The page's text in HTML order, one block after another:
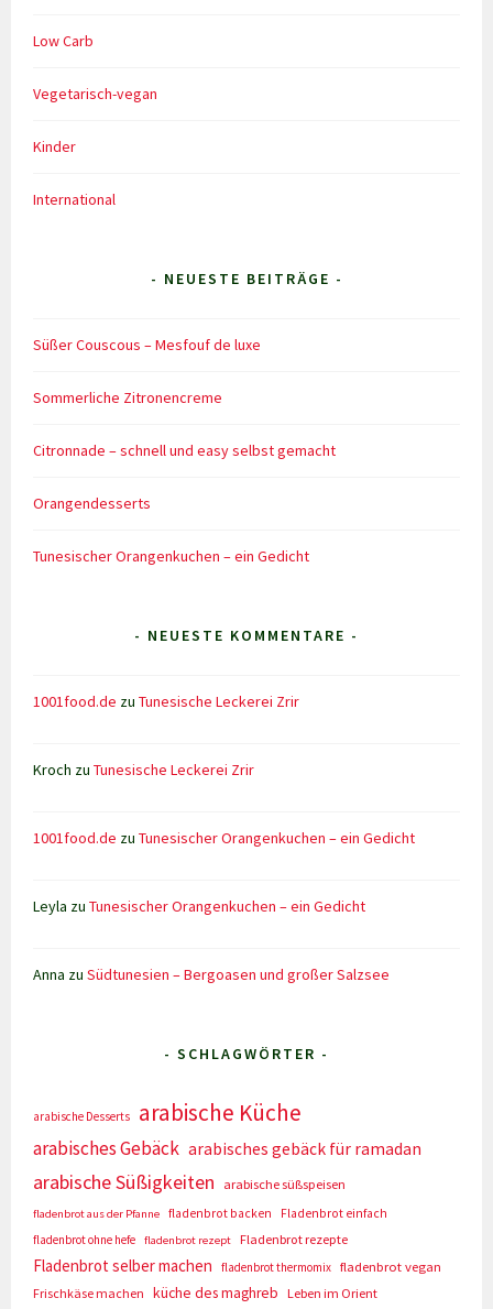
Low Carb
Vegetarisch-vegan
Kinder
International
- NEUESTE BEITRÄGE -
Süßer Couscous – Mesfouf de luxe
Sommerliche Zitronencreme
Citronnade – schnell und easy selbst gemacht
Orangendesserts
Tunesischer Orangenkuchen – ein Gedicht
- NEUESTE KOMMENTARE -
1001food.de zuTunesische Leckerei Zrir
Kroch zuTunesische Leckerei Zrir
1001food.de zuTunesischer Orangenkuchen – ein Gedicht
Leyla zuTunesischer Orangenkuchen – ein Gedicht
Anna zuSüdtunesien – Bergoasen und großer Salzsee
- SCHLAGWÖRTER -
arabische Desserts arabische Küche
arabisches Gebäck arabisches gebäck für ramadan
arabische Süßigkeiten arabische süßspeisen
fladenbrot aus der Pfanne fladenbrot backen
Fladenbrot einfach
fladenbrot ohne hefe
fladenbrot rezept Fladenbrot rezepte
Fladenbrot selber machen fladenbrot thermomix fladenbrot vegan
Frischkäse machen
küche des maghreb
Leben im Orient